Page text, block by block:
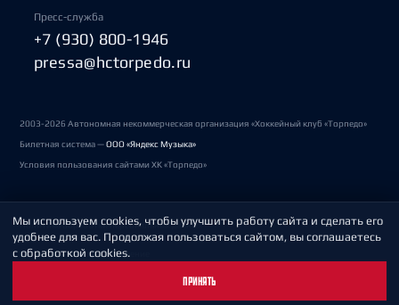
Пресс-служба
+7 (930) 800-1946
pressa@hctorpedo.ru
2003-2026 Автономная некоммерческая организация «Хоккейный клуб «Торпедо»
Билетная система —ООО «Яндекс Музыка»
Условия пользования сайтами ХК «Торпедо»
Политика обработки персональных данных
Пользовательское соглашение
Мы используем cookies, чтобы улучшить работу сайта и сделать его
удобнее для вас. Продолжая пользоваться сайтом, вы соглашаетесь
с обработкой cookies.
ПРИНЯТЬ